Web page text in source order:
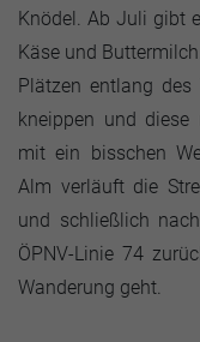
Knödel. Ab Juli gibt
Käse und
Plätzen entlang
kneippen und diese
mit ein bisschen
Alm verläuft die
und schließlich
ÖPNV-Linie 74
Wanderung geht.